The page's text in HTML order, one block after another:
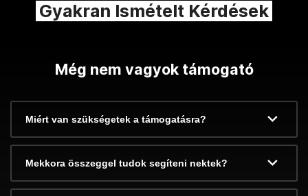
Gyakran Ismételt Kérdések
Még nem vagyok támogató
Miért van szükségetek a támogatásra?
Mekkora összeggel tudok segíteni nektek?